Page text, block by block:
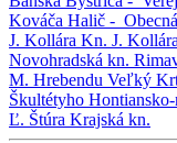
Kováča Halič -
J. Kollára Kn. J. Kollára
Novohradská kn.
M. Hrebendu Veľký
Škultétyho
Ľ. Štúra Krajská kn.